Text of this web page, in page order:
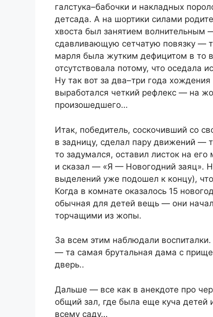
галстука–бабочки и накладных
детсада. А на шортики силами
хвоста был занятием волнительным
сдавливающую сетчатую повязку —
марля была жутким дефицитом в то
отсутствовала потому, что оседала
Ну так вот за два–три года
выработался четкий рефлекс — на
произошедшего…
Итак, победитель, соскочивший со
в задницу, сделал пару движений —
то задумался, оставил листок на
и сказал — «Я — Новогодний заяц».
выделений уже подошел к концу),
Когда в комнате оказалось 15
обычная для детей вещь — они
торчащими из жопы.
За всем этим наблюдали
— та самая брутальная дама с
дверь..
Дальше — все как в анекдоте про
общий зал, где была еще куча детей
всему саду…